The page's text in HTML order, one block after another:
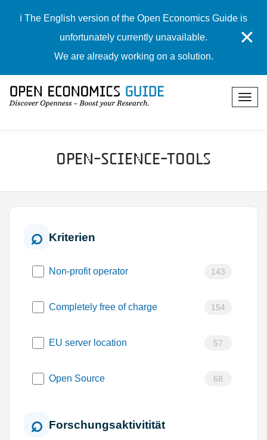
ℹ️ The English version of the Open Economics Guide is
unfortunately currently unavailable.
We are already working on a solution.
✕
Open-Science-Tools
Kriterien
Non-profit operator 143
Completely free of charge 154
EU server location 57
Open Source 68
Forschungsaktivitität